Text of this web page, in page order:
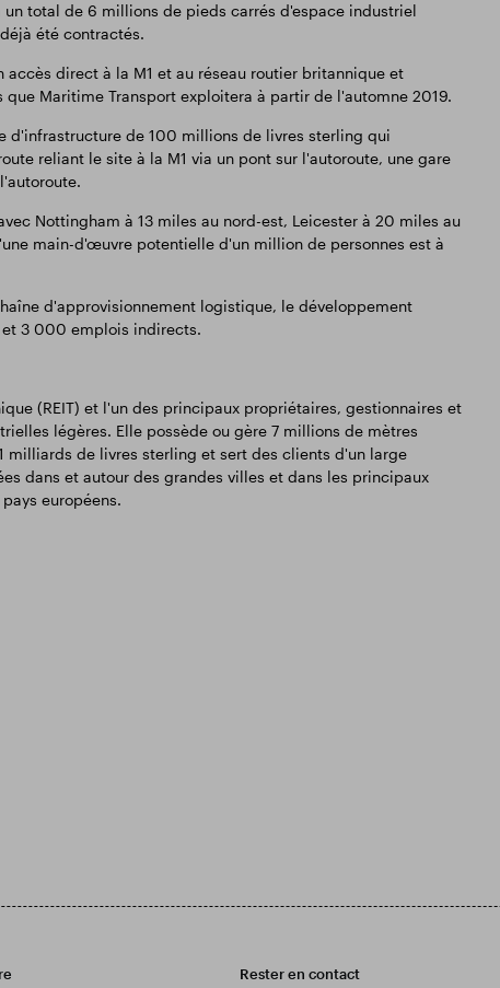
total de 6 millions de pieds carrés d'espace industriel
été contractés.
direct à la M1 et au réseau routier britannique et
Maritime Transport exploitera à partir de l'automne 2019.
d'infrastructure de 100 millions de livres sterling qui
reliant le site à la M1 via un pont sur l'autoroute, une gare
Nottingham à 13 miles au nord-est, Leicester à 20 miles au
main-d'œuvre potentielle d'un million de personnes est à
d'approvisionnement logistique, le développement
3 000 emplois indirects.
(REIT) et l'un des principaux propriétaires, gestionnaires et
légères. Elle possède ou gère 7 millions de mètres
milliards de livres sterling et sert des clients d'un large
dans et autour des grandes villes et dans les principaux
européens.
Rester en contact